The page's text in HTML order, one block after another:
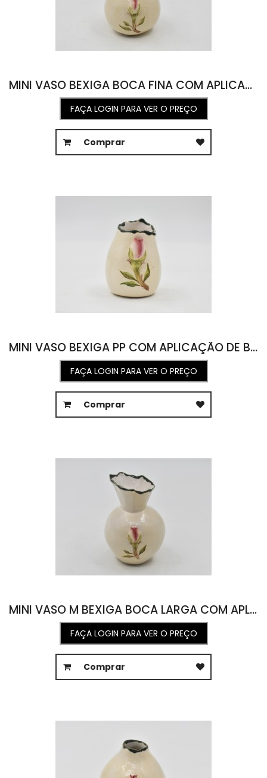
MINI VASO BEXIGA BOCA FINA COM APLICAÇÃO DE BOTÃO E ROSA 7,5L X 8C X 9,5A
FAÇA LOGIN PARA VER O PREÇO
Comprar
MINI VASO BEXIGA PP COM APLICAÇÃO DE BOTÃO E ROSA 5D X 5,5A
FAÇA LOGIN PARA VER O PREÇO
Comprar
MINI VASO M BEXIGA BOCA LARGA COM APLICAÇÃO DE BOTÃO E ROSA 7,5L X 8C X 10A
FAÇA LOGIN PARA VER O PREÇO
Comprar